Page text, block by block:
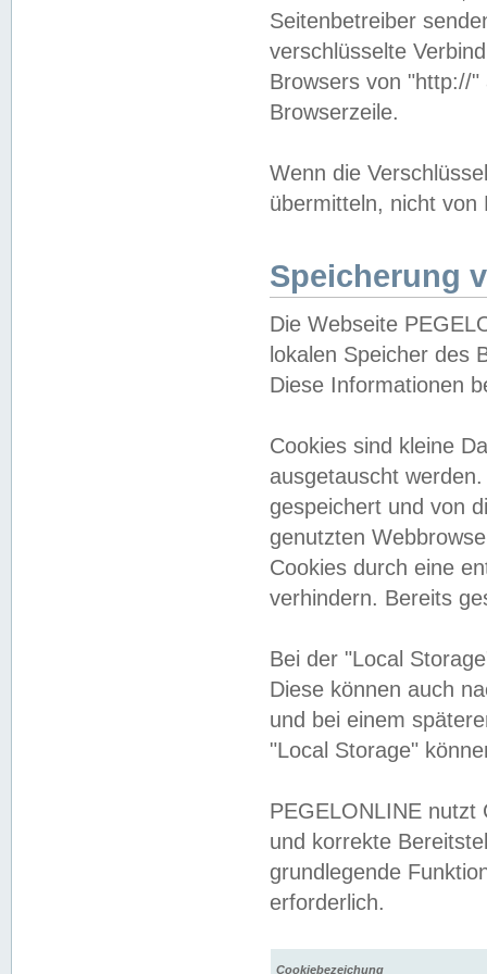
Seitenbetreiber
verschlüsselte
Browsers von "http://
Browserzeile.
Wenn die
übermitteln, nicht von
Speicherung
Die Webseite
lokalen Speicher des
Diese Informationen
Cookies sind kleine
ausgetauscht
gespeichert und von
genutzten
Cookies durch eine
verhindern. Bereits
Bei der "Local
Diese können auch
und bei einem
"Local Storage"
PEGELONLINE nutzt
und korrekte
grundlegende
erforderlich.
Cookiebezeichung